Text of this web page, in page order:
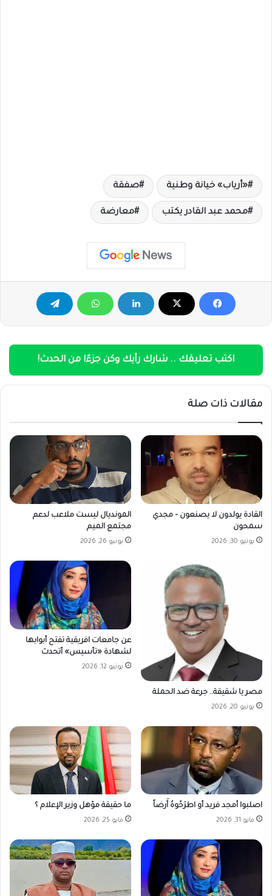
«أرياب» خيانة وطنية صفقة
محمد عبد القادر يكتب معارضة
اكتب تعليقك .. شارك رأيك وكن جزءًا من الحدث!
مقالات ذات صلة
القادة يولدون لا يصنعون – مجدي
سمحون
يونيو 30, 2026
المونديال ليست ملاعب لدعم
مجتمع الميم
يونيو 26, 2026
مصر يا شقيقة.. جرعة ضد الحملة
يونيو 20, 2026
عن جامعات افريقية تفتح أبوابها
لشهادة «تأسيس» أتحدث
يونيو 12, 2026
اصلبوا أمجد فريد أو اطرَحُوهُ أَرضاً
مايو 31, 2026
ما حقيقة مؤهل وزير الإعلام ؟
مايو 25, 2026